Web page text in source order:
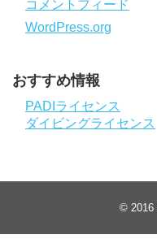
コメントフィード
WordPress.org
おすすめ情報
PADIライセンス
ダイビングライセンス
© 2016